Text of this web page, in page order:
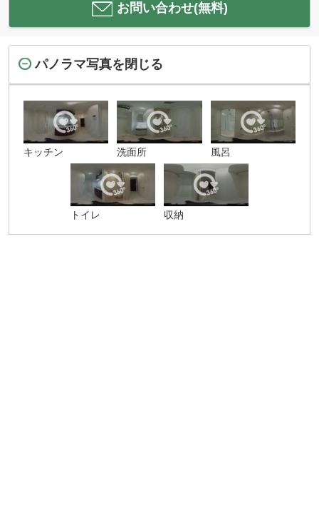
お問い合わせ(無料)
パノラマ写真を閉じる
キッチン 洗面所 風呂
トイレ 収納